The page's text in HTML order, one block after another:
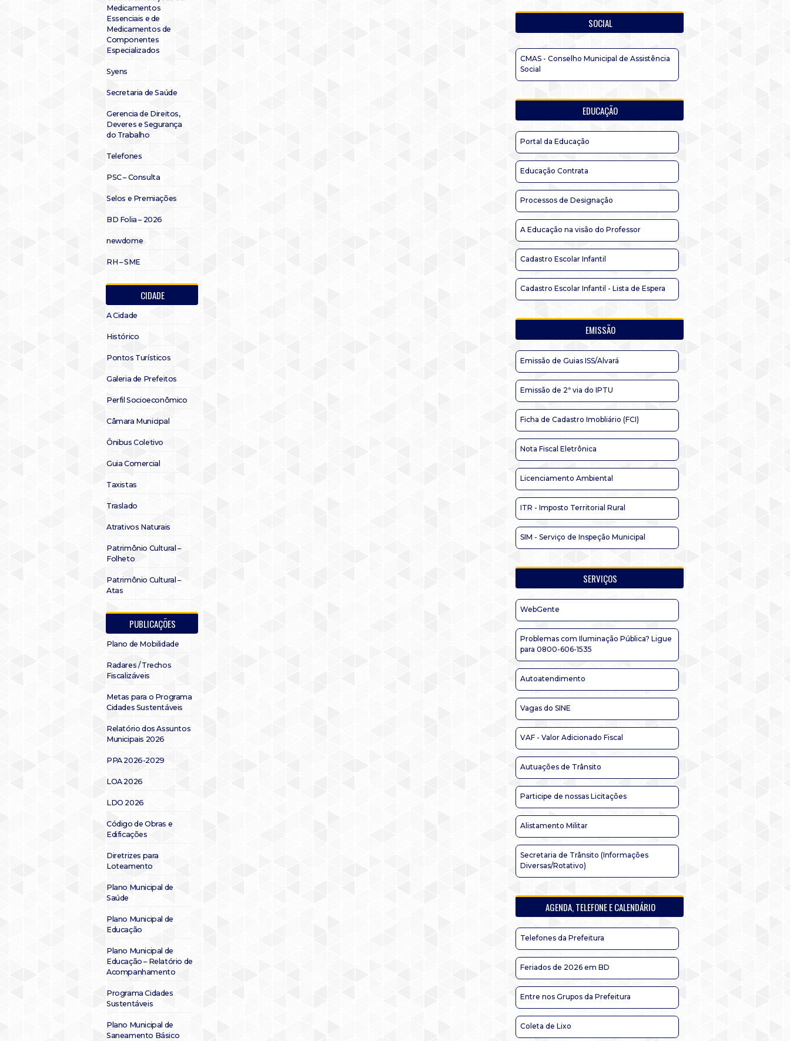
Medicamentos
Essenciais e de
Medicamentos de
Componentes
Especializados
Syens
Secretaria de Saúde
Gerencia de Direitos,
Deveres e Segurança
do Trabalho
Telefones
PSC – Consulta
Selos e Premiações
BD Folia – 2026
newdome
RH – SME
CIDADE
A Cidade
Histórico
Pontos Turísticos
Galeria de Prefeitos
Perfil Socioeconômico
Câmara Municipal
Ônibus Coletivo
Guia Comercial
Taxistas
Traslado
Atrativos Naturais
Patrimônio Cultural –
Folheto
Patrimônio Cultural –
Atas
PUBLICAÇÕES
Plano de Mobilidade
Radares / Trechos
Fiscalizáveis
Metas para o Programa
Cidades Sustentáveis
Relatório dos Assuntos
Municipais 2026
PPA 2026-2029
LOA 2026
LDO 2026
Código de Obras e
Edificações
Diretrizes para
Loteamento
Plano Municipal de
Saúde
Plano Municipal de
Educação
Plano Municipal de
Educação – Relatório de
Acompanhamento
Programa Cidades
Sustentáveis
Plano Municipal de
Saneamento Básico
SOCIAL
CMAS - Conselho Municipal de Assistência
Social
EDUCAÇÃO
Portal da Educação
Educação Contrata
Processos de Designação
A Educação na visão do Professor
Cadastro Escolar Infantil
Cadastro Escolar Infantil - Lista de Espera
EMISSÃO
Emissão de Guias ISS/Alvará
Emissão de 2ª via do IPTU
Ficha de Cadastro Imobliário (FCI)
Nota Fiscal Eletrônica
Licenciamento Ambiental
ITR - Imposto Territorial Rural
SIM - Serviço de Inspeção Municipal
SERVIÇOS
WebGente
Problemas com Iluminação Pública? Ligue
para 0800-606-1535
Autoatendimento
Vagas do SINE
VAF - Valor Adicionado Fiscal
Autuações de Trânsito
Participe de nossas Licitações
Alistamento Militar
Secretaria de Trânsito (Informações
Diversas/Rotativo)
AGENDA, TELEFONE E CALENDÁRIO
Telefones da Prefeitura
Feriados de 2026 em BD
Entre nos Grupos da Prefeitura
Coleta de Lixo